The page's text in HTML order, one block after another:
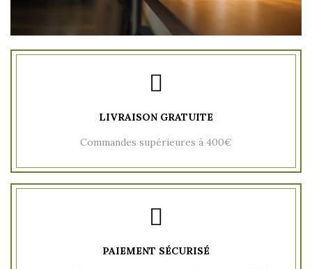
LIVRAISON GRATUITE
Commandes supérieures à 400€
PAIEMENT SÉCURISÉ